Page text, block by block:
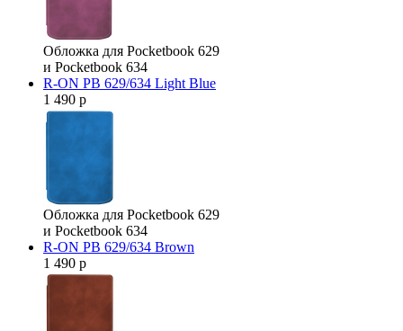
Обложка для Pocketbook 629
и Pocketbook 634
R-ON PB 629/634 Light Blue
1 490 р
Обложка для Pocketbook 629
и Pocketbook 634
R-ON PB 629/634 Brown
1 490 р